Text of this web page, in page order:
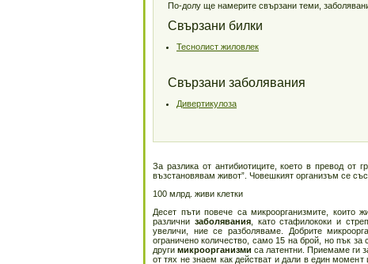
По-долу ще намерите свързани теми,
Свързани билки
Теснолист жиловлек
Свързани заболявания
Дивертикулоза
За разлика от антибиотиците, което в превод от
възстановявам живот”. Човешкият организъм се
100 млрд. живи клетки
Десет пъти повече са микроорганизмите, които
различни заболявания, като стафилококи и
увеличи, ние се разболяваме. Добрите
ограничено количество, само 15 на брой, но пък
други микроорганизми са латентни. Приемаме ги
от тях не знаем как действат и дали в един